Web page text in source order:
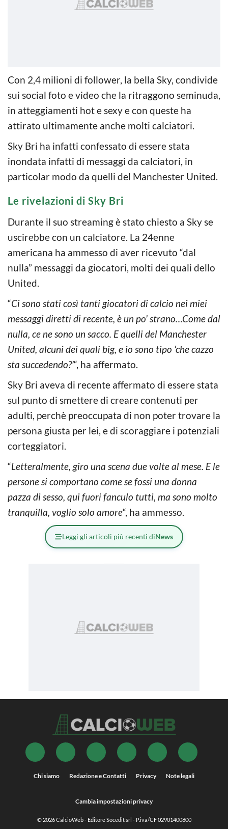
Con 2,4 milioni di follower, la bella Sky, condivide
sui social foto e video che la ritraggono seminuda,
in atteggiamenti hot e sexy e con queste ha
attirato ultimamente anche molti calciatori.
Sky Bri ha infatti confessato di essere stata
inondata infatti di messaggi da calciatori, in
particolar modo da quelli del Manchester United.
Le rivelazioni di Sky Bri
Durante il suo streaming è stato chiesto a Sky se
uscirebbe con un calciatore. La 24enne
americana ha ammesso di aver ricevuto “dal
nulla” messaggi da giocatori, molti dei quali dello
United.
“Ci sono stati così tanti giocatori di calcio nei miei
messaggi diretti di recente, è un po’ strano…Come dal
nulla, ce ne sono un sacco. E quelli del Manchester
United, alcuni dei quali big, e io sono tipo ‘che cazzo
sta succedendo?’“, ha affermato.
Sky Bri aveva di recente affermato di essere stata
sul punto di smettere di creare contenuti per
adulti, perchè preoccupata di non poter trovare la
persona giusta per lei, e di scoraggiare i potenziali
corteggiatori.
“Letteralmente, giro una scena due volte al mese. E le
persone si comportano come se fossi una donna
pazza di sesso, qui fuori fanculo tutti, ma sono molto
tranquilla, voglio solo amore“, ha ammesso.
Leggi gli articoli più recenti diNews
Chi siamo Redazione e Contatti Privacy Note legali
Cambia impostazioni privacy
© 2026CalcioWeb- Editore Socedit srl - P.iva/CF 02901400800